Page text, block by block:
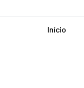
Início